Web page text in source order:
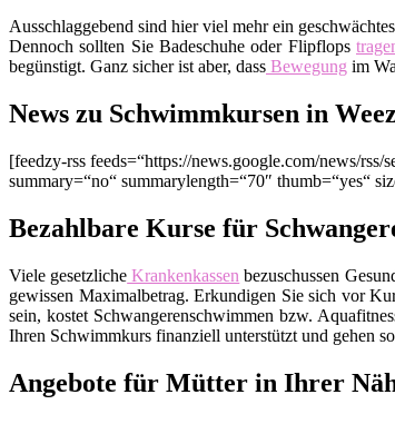
Ausschlaggebend sind hier viel mehr ein
Dennoch sollten Sie Badeschuhe oder Flipflops
begünstigt. Ganz sicher ist aber, dass Bewegung im
News zu Schwimmkursen in
[feedzy-rss feeds=“https://news.google.com/news/
summary=“no“ summarylength=“70″ thumb=“yes“
Bezahlbare Kurse für
Viele gesetzliche Krankenkassen bezuschussen
gewissen Maximalbetrag. Erkundigen Sie sich vor
sein, kostet Schwangerenschwimmen bzw.
Ihren Schwimmkurs finanziell unterstützt und gehen
Angebote für Mütter in Ihrer